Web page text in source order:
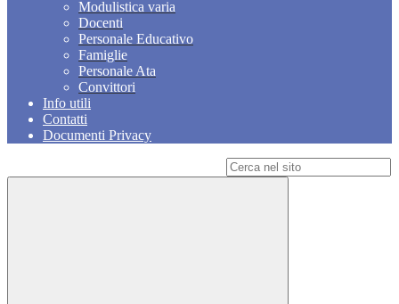
Modulistica varia
Docenti
Personale Educativo
Famiglie
Personale Ata
Convittori
Info utili
Contatti
Documenti Privacy